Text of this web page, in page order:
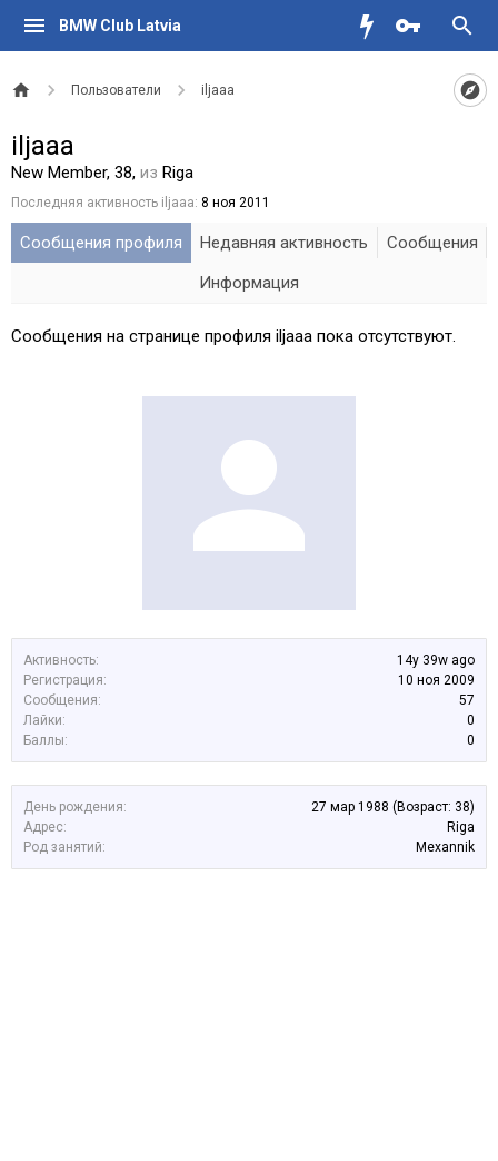
BMW Club Latvia
Пользователи iljaaa
Активность:
14y 39w ago
Регистрация:
10 ноя 2009
Сообщения:
57
Лайки:
0
Баллы:
0
День рождения: 27 мар 1988 (Возраст: 38)
Адрес:
Riga
Род занятий:
Mexannik
iljaaa
New Member, 38, из Riga
Последняя активность iljaaa: 8 ноя 2011
Сообщения профиля Недавняя активность
Сообщения
Информация
Сообщения на странице профиля iljaaa пока отсутствуют.